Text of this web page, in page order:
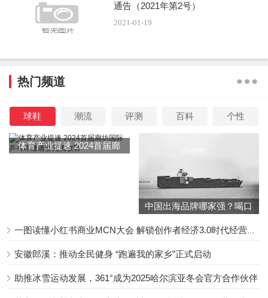
通告（2021年第2号）
2021-01-19
热门频道
球鞋 潮流 评测 百科 个性
体育产业提速 2024首届廊
中国出海品牌哪家强？喝口
安徽郎溪：推动全民健身 “跑遍我的家乡”正式启动
助推冰雪运动发展，361°成为2025哈尔滨亚冬会官方合作伙伴